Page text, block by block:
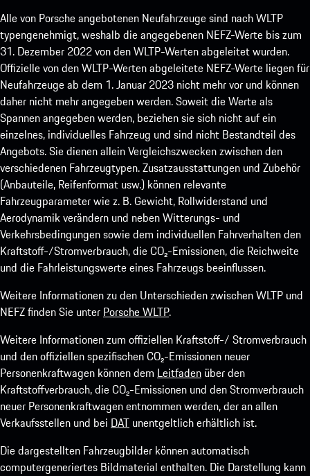
Alle von Porsche angebotenen Neufahrzeuge sind nach WLTP
typengenehmigt, weshalb die angegebenen NEFZ-Werte bis zum
31. Dezember 2022 von den WLTP-Werten abgeleitet wurden.
Offizielle von den WLTP-Werten abgeleitete NEFZ-Werte liegen für
Neufahrzeuge ab dem 1. Januar 2023 nicht mehr vor und können
daher nicht mehr angegeben werden. Soweit die Werte als
Spannen angegeben werden, beziehen sie sich nicht auf ein
einzelnes, individuelles Fahrzeug und sind nicht Bestandteil des
Angebots. Sie dienen allein Vergleichszwecken zwischen den
verschiedenen Fahrzeugtypen. Zusatzausstattungen und Zubehör
(Anbauteile, Reifenformat usw.) können relevante
Fahrzeugparameter wie z. B. Gewicht, Rollwiderstand und
Aerodynamik verändern und neben Witterungs- und
Verkehrsbedingungen sowie dem individuellen Fahrverhalten den
Kraftstoff-/Stromverbrauch, die CO₂-Emissionen, die Reichweite
und die Fahrleistungswerte eines Fahrzeugs beeinflussen.
Weitere Informationen zu den Unterschieden zwischen WLTP und
NEFZ finden Sie unter Porsche WLTP.
Weitere Informationen zum offiziellen Kraftstoff-/ Stromverbrauch
und den offiziellen spezifischen CO₂-Emissionen neuer
Personenkraftwagen können dem Leitfaden über den
Kraftstoffverbrauch, die CO₂-Emissionen und den Stromverbrauch
neuer Personenkraftwagen entnommen werden, der an allen
Verkaufsstellen und bei DAT unentgeltlich erhältlich ist.
Die dargestellten Fahrzeugbilder können automatisch
computergeneriertes Bildmaterial enthalten. Die Darstellung kann